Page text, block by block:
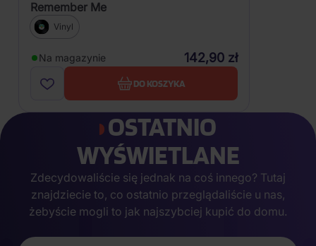
Remember Me
Vinyl
Na magazynie 142,90 zł
DO KOSZYKA
OSTATNIO
WYŚWIETLANE
Zdecydowaliście się jednak na coś innego? Tutaj
znajdziecie to, co ostatnio przeglądaliście u nas,
żebyście mogli to jak najszybciej kupić do domu.